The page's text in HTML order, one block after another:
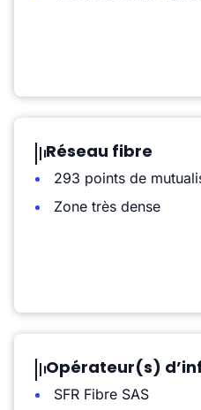
Réseau fibre
293 points de
Zone très dense
Opérateur(s)
SFR Fibre SAS